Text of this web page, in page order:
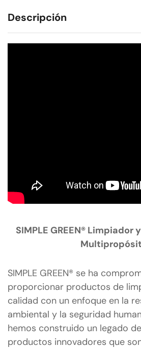
Descripción
SIMPLE GREEN®
SIMPLE GREEN® se ha
proporcionar productos de
calidad con un enfoque en la
ambiental y la seguridad
hemos construido un legado
productos innovadores que